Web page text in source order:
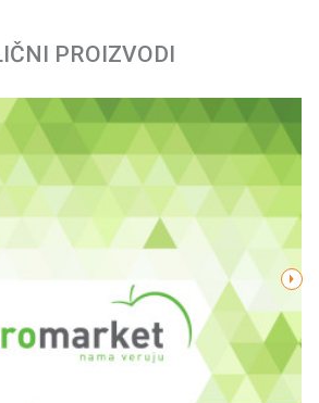
PROIZVODI